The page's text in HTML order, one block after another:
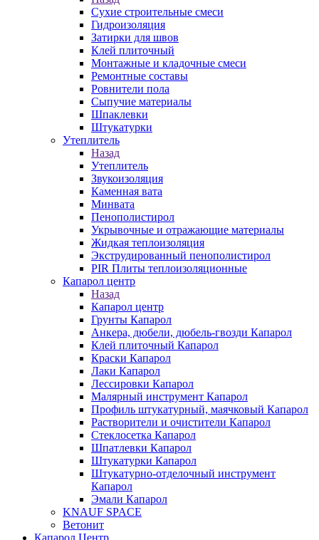
Сухие строительные смеси
Гидроизоляция
Затирки для швов
Клей плиточный
Монтажные и кладочные смеси
Ремонтные составы
Ровнители пола
Сыпучие материалы
Шпаклевки
Штукатурки
Утеплитель
Назад
Утеплитель
Звукоизоляция
Каменная вата
Минвата
Пенополистирол
Укрывочные и отражающие материалы
Жидкая теплоизоляция
Экструдированный пенополистирол
PIR Плиты теплоизоляционные
Капарол центр
Назад
Капарол центр
Грунты Капарол
Анкера, дюбели, дюбель-гвозди Капарол
Клей плиточный Капарол
Краски Капарол
Лаки Капарол
Лессировки Капарол
Малярный инструмент Капарол
Профиль штукатурный, маячковый Капарол
Растворители и очистители Капарол
Cтеклосетка Капарол
Шпатлевки Капарол
Штукатурки Капарол
Штукатурно-отделочный инструмент
Капарол
Эмали Капарол
KNAUF SPACE
Ветонит
Капарол Центр